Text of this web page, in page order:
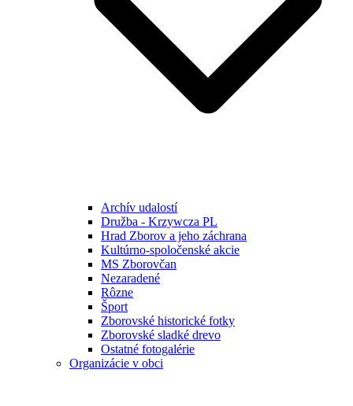
Archív udalostí
Družba - Krzywcza PL
Hrad Zborov a jeho záchrana
Kultúrno-spoločenské akcie
MS Zborovčan
Nezaradené
Rôzne
Šport
Zborovské historické fotky
Zborovské sladké drevo
Ostatné fotogalérie
Organizácie v obci